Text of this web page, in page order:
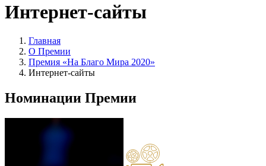
Интернет-сайты
Главная
О Премии
Премия «На Благо Мира 2020»
Интернет-сайты
Номинации Премии